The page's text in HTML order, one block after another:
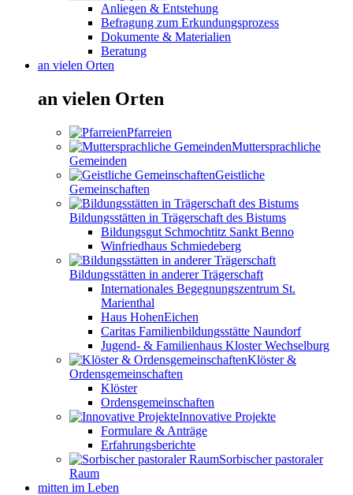
Anliegen & Entstehung
Befragung zum Erkundungsprozess
Dokumente & Materialien
Beratung
an vielen Orten
an vielen Orten
Pfarreien
Muttersprachliche
Gemeinden
Geistliche
Gemeinschaften
Bildungsstätten in Trägerschaft des Bistums
Bildungsgut Schmochtitz Sankt Benno
Winfriedhaus Schmiedeberg
Bildungsstätten in anderer Trägerschaft
Internationales Begegnungszentrum St.
Marienthal
Haus HohenEichen
Caritas Familienbildungsstätte Naundorf
Jugend- & Familienhaus Kloster Wechselburg
Klöster &
Ordensgemeinschaften
Klöster
Ordensgemeinschaften
Innovative Projekte
Formulare & Anträge
Erfahrungsberichte
Sorbischer pastoraler
Raum
mitten im Leben